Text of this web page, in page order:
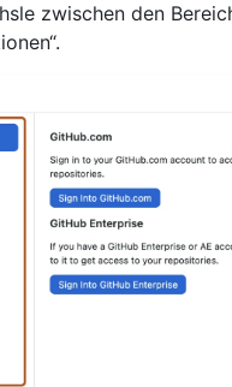
zwischen den